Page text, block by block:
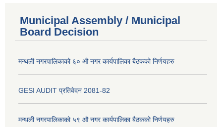
Municipal Assembly / Municipal
Board Decision
मन्थली नगरपालिकाको ६० औ नगर कार्यपालिका बैठकको निर्णयहरु
GESI AUDIT प्रतिवेदन 2081-82
मन्थली नगरपालिकाको ५९ औ नगर कार्यपालिका बैठकको निर्णयहरु